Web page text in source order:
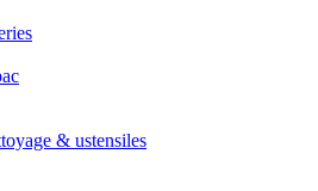
& ustensiles